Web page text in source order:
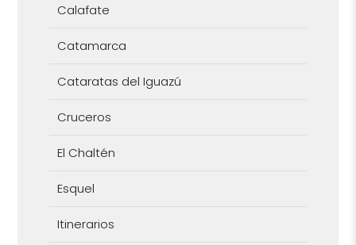
Calafate
Catamarca
Cataratas del Iguazú
Cruceros
El Chaltén
Esquel
Itinerarios